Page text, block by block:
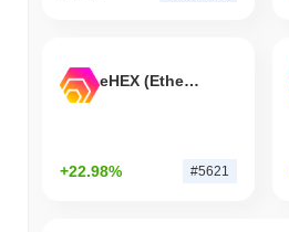
eHEX (Ethereum)
+22.98% #5621